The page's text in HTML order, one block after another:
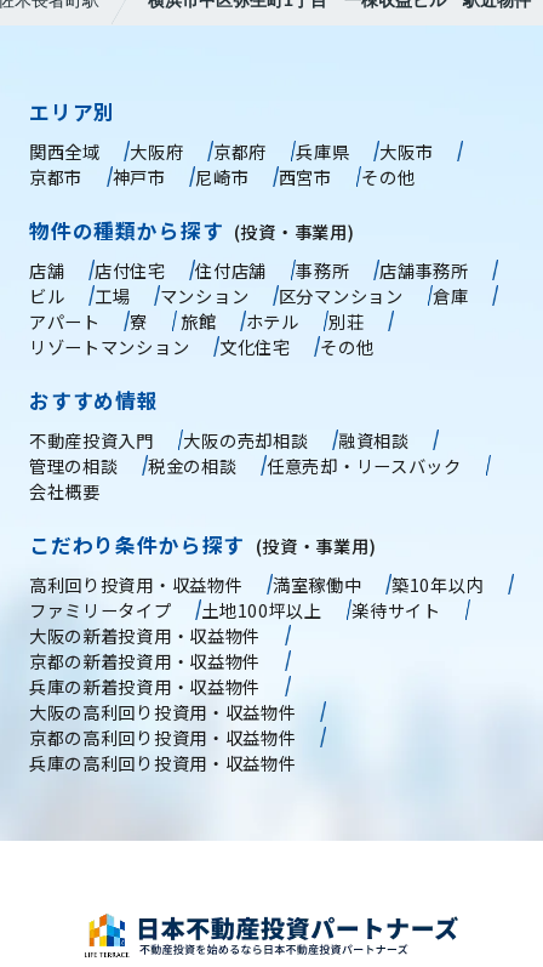
エリア別
関西全域 大阪府 京都府 兵庫県
大阪市
京都市
神戸市 尼崎市 西宮市 その他
物件の種類から探す (投資・事業用)
店舗
店付住宅 住付店舗 事務所
店舗事務所
ビル
工場 マンション 区分マンション
倉庫
アパート
寮 旅館 ホテル
別荘
リゾートマンション
文化住宅 その他
おすすめ情報
不動産投資入門 大阪の売却相談
融資相談
管理の相談
税金の相談
任意売却・リースバック
会社概要
こだわり条件から探す (投資・事業用)
高利回り投資用・収益物件
満室稼働中
築10年以内
ファミリータイプ
土地100坪以上
楽待サイト
大阪の新着投資用・収益物件
京都の新着投資用・収益物件
兵庫の新着投資用・収益物件
大阪の高利回り投資用・収益物件
京都の高利回り投資用・収益物件
兵庫の高利回り投資用・収益物件